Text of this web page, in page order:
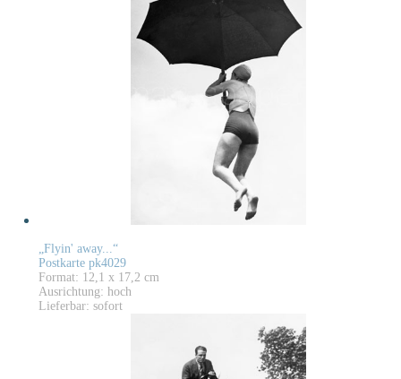
„Flyin' away...“
Postkarte pk4029
Format: 12,1 x 17,2 cm
Ausrichtung: hoch
Lieferbar: sofort